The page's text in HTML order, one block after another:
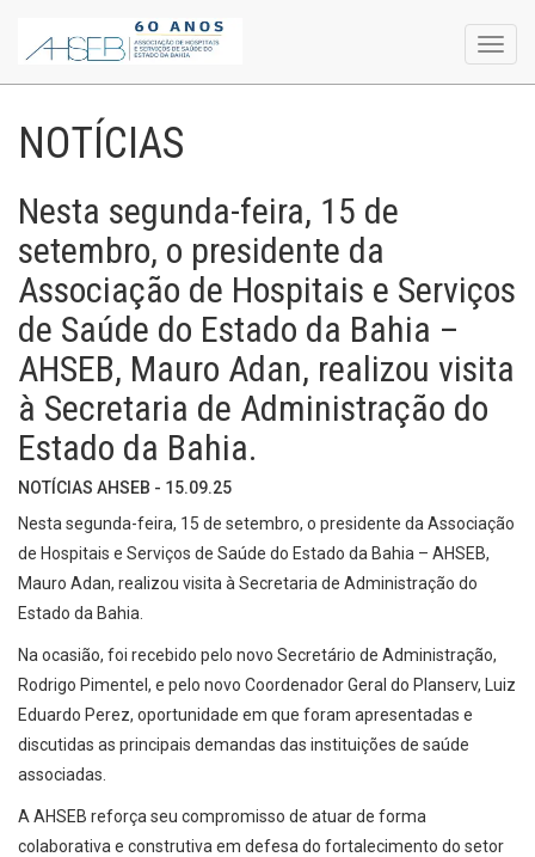
NOTÍCIAS
Nesta segunda-feira, 15 de
setembro, o presidente da
Associação de Hospitais e Serviços
de Saúde do Estado da Bahia –
AHSEB, Mauro Adan, realizou visita
à Secretaria de Administração do
Estado da Bahia.
NOTÍCIAS AHSEB - 15.09.25
Nesta segunda-feira, 15 de setembro, o presidente da Associação
de Hospitais e Serviços de Saúde do Estado da Bahia – AHSEB,
Mauro Adan, realizou visita à Secretaria de Administração do
Estado da Bahia.
Na ocasião, foi recebido pelo novo Secretário de Administração,
Rodrigo Pimentel, e pelo novo Coordenador Geral do Planserv, Luiz
Eduardo Perez, oportunidade em que foram apresentadas e
discutidas as principais demandas das instituições de saúde
associadas.
A AHSEB reforça seu compromisso de atuar de forma
colaborativa e construtiva em defesa do fortalecimento do setor